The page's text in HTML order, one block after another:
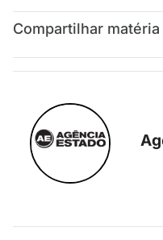
Compartilhar matéria